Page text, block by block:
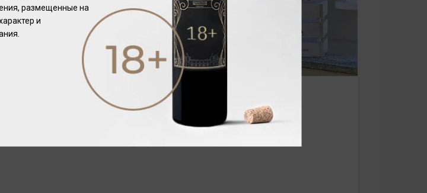
размещенные на
и